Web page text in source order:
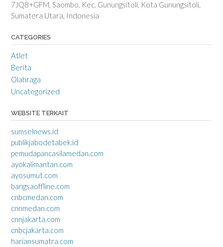
7JQ8+GFM, Saombo, Kec. Gunungsitoli, Kota Gunungsitoli,
Sumatera Utara, Indonesia
CATEGORIES
Atlet
Berita
Olahraga
Uncategorized
WEBSITE TERKAIT
sumselnews.id
publikjabodetabek.id
pemudapancasilamedan.com
ayokalimantan.com
ayosumut.com
bangsaoffline.com
cnbcmedan.com
cnnmedan.com
cnnjakarta.com
cnbcjakarta.com
hariansumatra.com